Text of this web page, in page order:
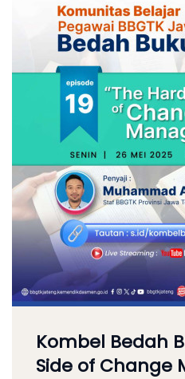
Kombel Bedah
Side of Change